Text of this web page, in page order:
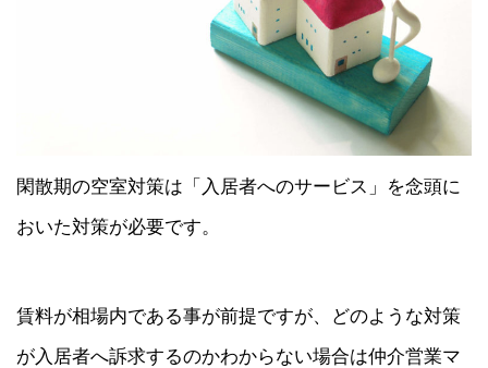
閑散期の空室対策は「入居者へのサービス」を念頭に
おいた対策が必要です。
賃料が相場内である事が前提ですが、どのような対策
が入居者へ訴求するのかわからない場合は仲介営業マ